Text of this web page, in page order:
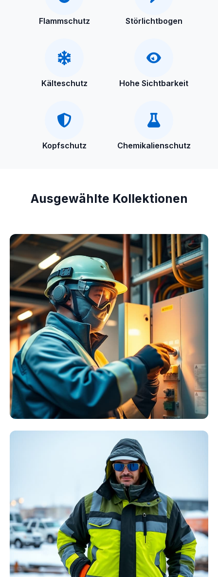
Flammschutz Störlichtbogen
Kälteschutz Hohe Sichtbarkeit
Kopfschutz Chemikalienschutz
Ausgewählte Kollektionen
Störlichtbogen
Komplett-Sets